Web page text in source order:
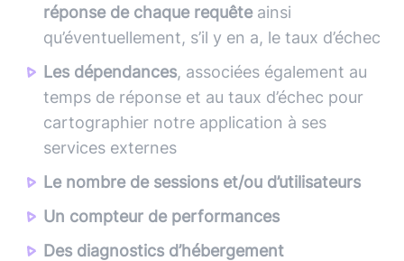
réponse de chaque requêteainsi
qu’éventuellement, s’il y en a, le taux d’échec
Les dépendances, associées également au
temps de réponse et au taux d’échec pour
cartographier notre application à ses
services externes
Le nombre de sessions et/ou d’utilisateurs
Un compteur de performances
Des diagnostics d’hébergement